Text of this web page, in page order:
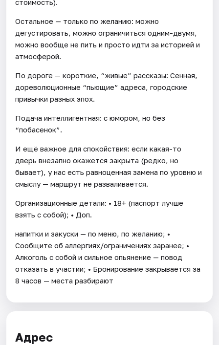
стоимость).
Остальное — только по желанию: можно
дегустировать, можно ограничиться одним-двумя,
можно вообще не пить и просто идти за историей и
атмосферой.
По дороге — короткие, “живые” рассказы: Сенная,
дореволюционные “пьющие” адреса, городские
привычки разных эпох.
Подача интеллигентная: с юмором, но без
“побасенок”.
И ещё важное для спокойствия: если какая-то
дверь внезапно окажется закрыта (редко, но
бывает), у нас есть равноценная замена по уровню и
смыслу — маршрут не разваливается.
Организационные детали: • 18+ (паспорт лучше
взять с собой); • Доп.
напитки и закуски — по меню, по желанию; •
Сообщите об аллергиях/ограничениях заранее; •
Алкоголь с собой и сильное опьянение — повод
отказать в участии; • Бронирование закрывается за
8 часов — места разбирают
Адрес